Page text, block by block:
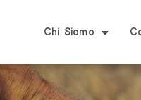
Chi Siamo